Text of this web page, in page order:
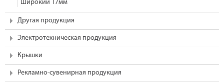
Широкий 17мм
Другая продукция
Электротехническая продукция
Крышки
Рекламно-сувенирная продукция